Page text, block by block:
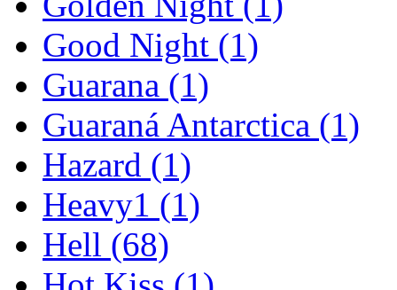
Good Night (1)
Guarana (1)
Guaraná Antarctica (1)
Hazard (1)
Heavy1 (1)
Hell (68)